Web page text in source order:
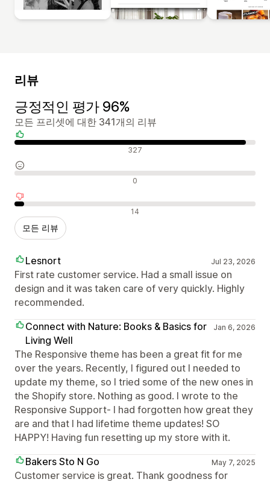
리뷰
긍정적인 평가 96%
모든 프리셋에 대한 341개의 리뷰
긍정적인 리뷰 327
중립적인 리뷰 0
부정적인 리뷰 14
모든 리뷰
Lesnort Jul 23, 2026
First rate customer service. Had a small issue on
design and it was taken care of very quickly. Highly
recommended.
Connect with Nature: Books & Basics for
Living Well
Jan 6, 2026
The Responsive theme has been a great fit for me
over the years. Recently, I figured out I needed to
update my theme, so I tried some of the new ones in
the Shopify store. Nothing as good. I wrote to the
Responsive Support- I had forgotten how great they
are and that I had lifetime theme updates! SO
HAPPY! Having fun resetting up my store with it.
Bakers Sto N Go
May 7, 2025
Customer service is great. Thank goodness for